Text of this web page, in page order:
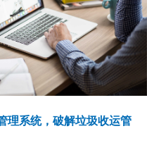
理系统，破解垃圾收运管